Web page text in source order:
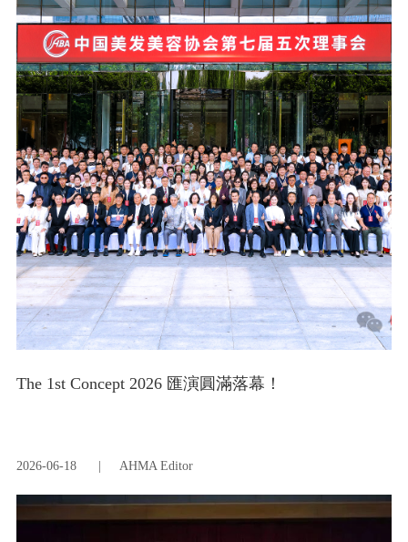
The 1st Concept 2026 匯演圓滿落幕！
2026-06-18 AHMA Editor